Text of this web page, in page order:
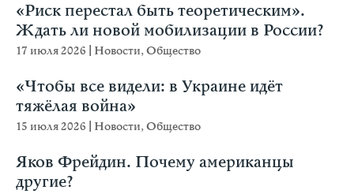
«Риск перестал быть теоретическим».
Ждать ли новой мобилизации в России?
17 июля 2026 Новости,Общество
«Чтобы все видели: в Украине идёт
тяжёлая война»
15 июля 2026 Новости,Общество
Яков Фрейдин. Почему американцы
другие?